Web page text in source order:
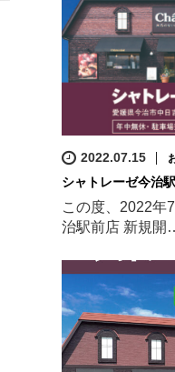
2022.07.15
シャトレーゼ今治
この度、2022年
治駅前店 新規開